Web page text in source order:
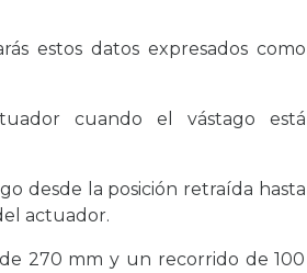
estos datos expresados como
cuando el vástago está
desde la posición retraída hasta
actuador.
270 mm y un recorrido de 100